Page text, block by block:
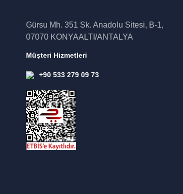
Gürsu Mh. 351 Sk. Anadolu Sitesi, B-1,
07070 KONYAALTI/ANTALYA
Müşteri Hizmetleri
+90 533 279 09 73